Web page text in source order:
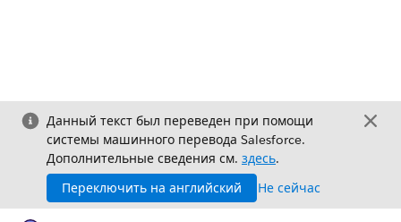
Данный текст был переведен при помощи
системы машинного перевода Salesforce.
Дополнительные сведения см. здесь.
Переключить на английский
Не сейчас